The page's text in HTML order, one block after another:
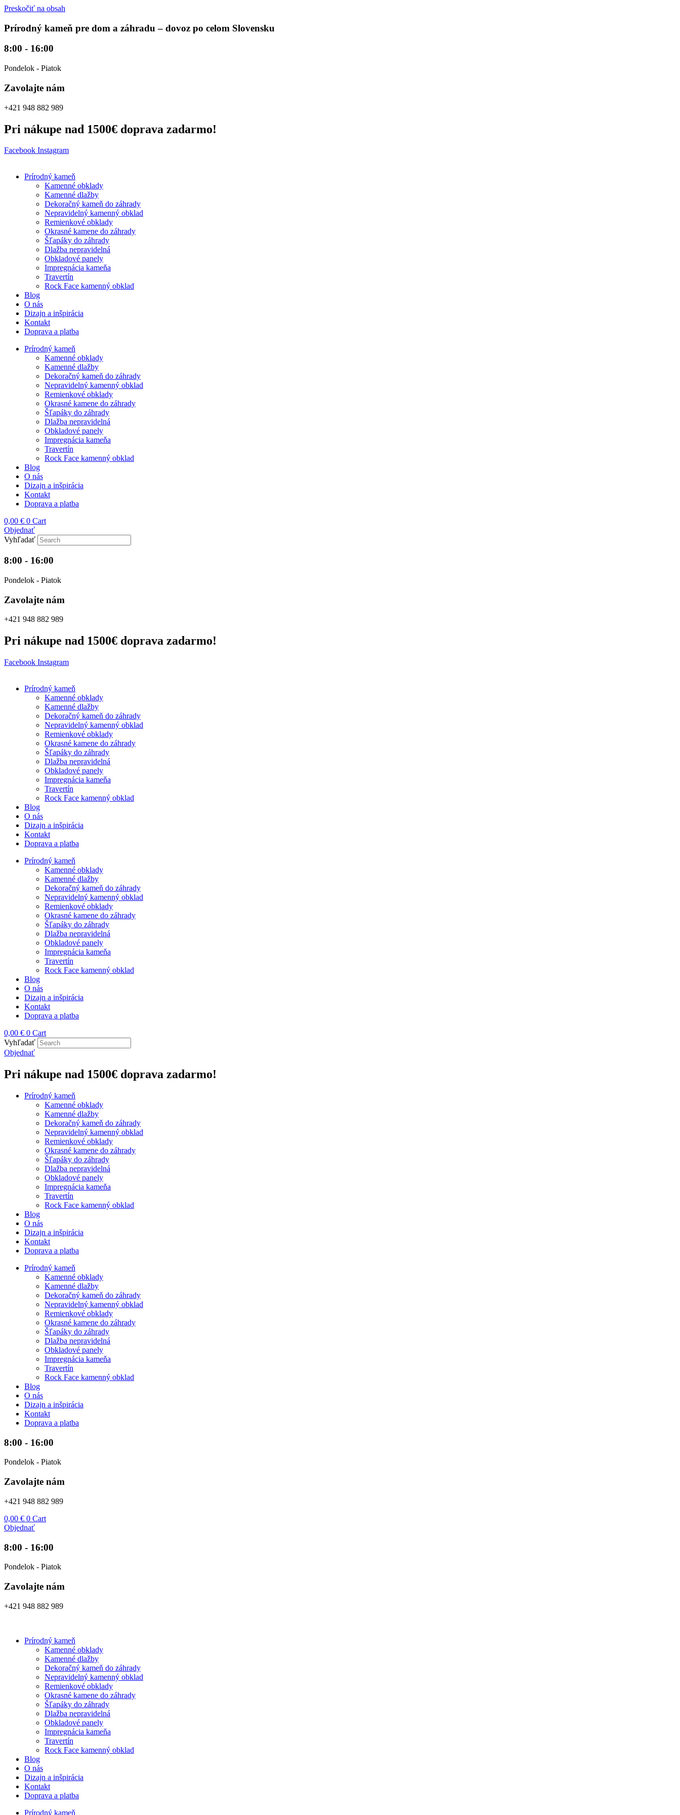
Preskočiť na obsah
Prírodný kameň pre dom a záhradu – dovoz po celom Slovensku
8:00 - 16:00
Pondelok - Piatok
Zavolajte nám
+421 948 882 989
Pri nákupe nad 1500€ doprava zadarmo!
Facebook Instagram
Prírodný kameň
Kamenné obklady
Kamenné dlažby
Dekoračný kameň do záhrady
Nepravidelný kamenný obklad
Remienkové obklady
Okrasné kamene do záhrady
Šľapáky do záhrady
Dlažba nepravidelná
Obkladové panely
Impregnácia kameňa
Travertín
Rock Face kamenný obklad
Blog
O nás
Dizajn a inšpirácia
Kontakt
Doprava a platba
Prírodný kameň
Kamenné obklady
Kamenné dlažby
Dekoračný kameň do záhrady
Nepravidelný kamenný obklad
Remienkové obklady
Okrasné kamene do záhrady
Šľapáky do záhrady
Dlažba nepravidelná
Obkladové panely
Impregnácia kameňa
Travertín
Rock Face kamenný obklad
Blog
O nás
Dizajn a inšpirácia
Kontakt
Doprava a platba
0,00 € 0 Cart
Objednať
Vyhľadať
8:00 - 16:00
Pondelok - Piatok
Zavolajte nám
+421 948 882 989
Pri nákupe nad 1500€ doprava zadarmo!
Facebook Instagram
Prírodný kameň
Kamenné obklady
Kamenné dlažby
Dekoračný kameň do záhrady
Nepravidelný kamenný obklad
Remienkové obklady
Okrasné kamene do záhrady
Šľapáky do záhrady
Dlažba nepravidelná
Obkladové panely
Impregnácia kameňa
Travertín
Rock Face kamenný obklad
Blog
O nás
Dizajn a inšpirácia
Kontakt
Doprava a platba
Prírodný kameň
Kamenné obklady
Kamenné dlažby
Dekoračný kameň do záhrady
Nepravidelný kamenný obklad
Remienkové obklady
Okrasné kamene do záhrady
Šľapáky do záhrady
Dlažba nepravidelná
Obkladové panely
Impregnácia kameňa
Travertín
Rock Face kamenný obklad
Blog
O nás
Dizajn a inšpirácia
Kontakt
Doprava a platba
0,00 € 0 Cart
Vyhľadať
Objednať
Pri nákupe nad 1500€ doprava zadarmo!
Prírodný kameň
Kamenné obklady
Kamenné dlažby
Dekoračný kameň do záhrady
Nepravidelný kamenný obklad
Remienkové obklady
Okrasné kamene do záhrady
Šľapáky do záhrady
Dlažba nepravidelná
Obkladové panely
Impregnácia kameňa
Travertín
Rock Face kamenný obklad
Blog
O nás
Dizajn a inšpirácia
Kontakt
Doprava a platba
Prírodný kameň
Kamenné obklady
Kamenné dlažby
Dekoračný kameň do záhrady
Nepravidelný kamenný obklad
Remienkové obklady
Okrasné kamene do záhrady
Šľapáky do záhrady
Dlažba nepravidelná
Obkladové panely
Impregnácia kameňa
Travertín
Rock Face kamenný obklad
Blog
O nás
Dizajn a inšpirácia
Kontakt
Doprava a platba
8:00 - 16:00
Pondelok - Piatok
Zavolajte nám
+421 948 882 989
0,00 € 0 Cart
Objednať
8:00 - 16:00
Pondelok - Piatok
Zavolajte nám
+421 948 882 989
Prírodný kameň
Kamenné obklady
Kamenné dlažby
Dekoračný kameň do záhrady
Nepravidelný kamenný obklad
Remienkové obklady
Okrasné kamene do záhrady
Šľapáky do záhrady
Dlažba nepravidelná
Obkladové panely
Impregnácia kameňa
Travertín
Rock Face kamenný obklad
Blog
O nás
Dizajn a inšpirácia
Kontakt
Doprava a platba
Prírodný kameň